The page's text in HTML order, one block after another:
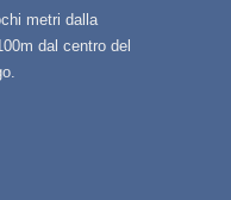
metri dalla
dal centro del